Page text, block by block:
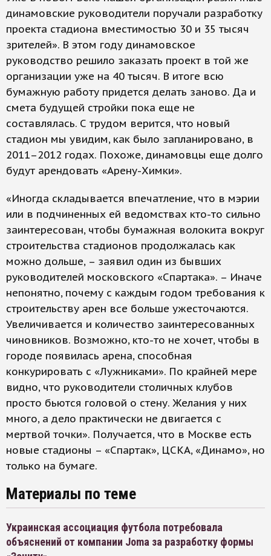
динамовские руководители поручали разработку
проекта стадиона вместимостью 30 и 35 тысяч
зрителей». В этом году динамовское
руководство решило заказать проект в той же
организации уже на 40 тысяч. В итоге всю
бумажную работу придется делать заново. Да и
смета будущей стройки пока еще не
составлялась. С трудом верится, что новый
стадион мы увидим, как было запланировано, в
2011–2012 годах. Похоже, динамовцы еще долго
будут арендовать «Арену-Химки».
«Иногда складывается впечатление, что в мэрии
или в подчиненных ей ведомствах кто-то сильно
заинтересован, чтобы бумажная волокита вокруг
строительства стадионов продолжалась как
можно дольше, – заявил один из бывших
руководителей московского «Спартака». – Иначе
непонятно, почему с каждым годом требования к
строительству арен все больше ужесточаются.
Увеличивается и количество заинтересованных
чиновников. Возможно, кто-то не хочет, чтобы в
городе появилась арена, способная
конкурировать с «Лужниками». По крайней мере
видно, что руководители столичных клубов
просто бьются головой о стену. Желания у них
много, а дело практически не двигается с
мертвой точки». Получается, что в Москве есть
новые стадионы – «Спартак», ЦСКА, «Динамо», но
только на бумаге.
Материалы по теме
Украинская ассоциация футбола потребовала
объяснений от компании Joma за разработку формы